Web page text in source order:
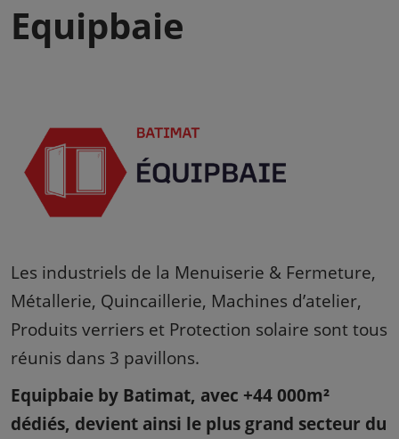
Equipbaie
Les industriels de la Menuiserie & Fermeture,
Métallerie, Quincaillerie, Machines d’atelier,
Produits verriers et Protection solaire sont tous
réunis dans 3 pavillons.
Equipbaie by Batimat, avec +44 000m²
dédiés, devient ainsi le plus grand secteur du